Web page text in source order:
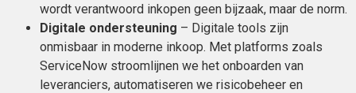
wordt verantwoord inkopen geen bijzaak, maar de norm.
Digitale ondersteuning – Digitale tools zijn
onmisbaar in moderne inkoop. Met platforms zoals
ServiceNow stroomlijnen we het onboarden van
leveranciers, automatiseren we risicobeheer en